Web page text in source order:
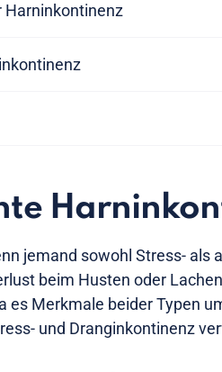
Harninkontinenz
jemand sowohl Stress- als
beim Husten oder
Merkmale beider Typen
und Dranginkontinenz